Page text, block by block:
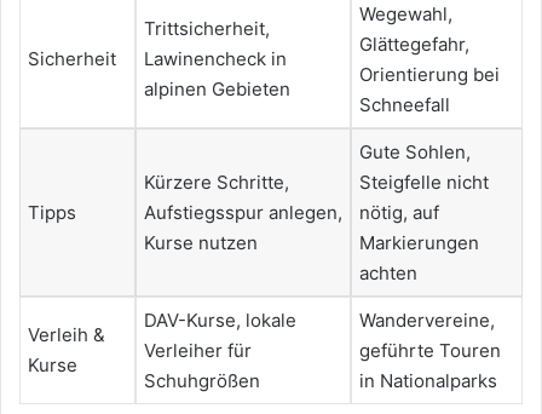
Sicherheit
Trittsicherheit,
Lawinencheck in
alpinen Gebieten
Wegewahl,
Glättegefahr,
Orientierung bei
Schneefall
Tipps
Kürzere Schritte,
Aufstiegsspur anlegen,
Kurse nutzen
Gute Sohlen,
Steigfelle nicht
nötig, auf
Markierungen
achten
Verleih &
Kurse
DAV-Kurse, lokale
Verleiher für
Schuhgrößen
Wandervereine,
geführte Touren
in Nationalparks